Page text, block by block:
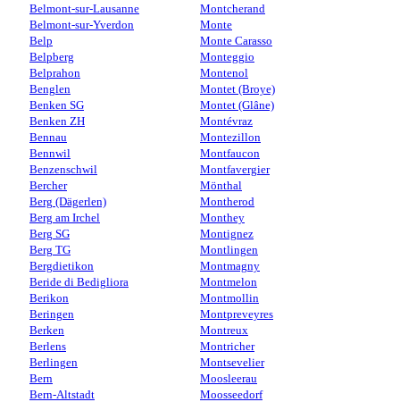
Belmont-sur-Lausanne
Belmont-sur-Yverdon
Belp
Belpberg
Belprahon
Benglen
Benken SG
Benken ZH
Bennau
Bennwil
Benzenschwil
Bercher
Berg (Dägerlen)
Berg am Irchel
Berg SG
Berg TG
Bergdietikon
Beride di Bedigliora
Berikon
Beringen
Berken
Berlens
Berlingen
Bern
Bern-Altstadt
Montcherand
Monte
Monte Carasso
Monteggio
Montenol
Montet (Broye)
Montet (Glâne)
Montévraz
Montezillon
Montfaucon
Montfavergier
Mönthal
Montherod
Monthey
Montignez
Montlingen
Montmagny
Montmelon
Montmollin
Montpreveyres
Montreux
Montricher
Montsevelier
Moosleerau
Moosseedorf